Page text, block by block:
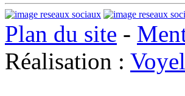
Plan du site -
Réalisation :